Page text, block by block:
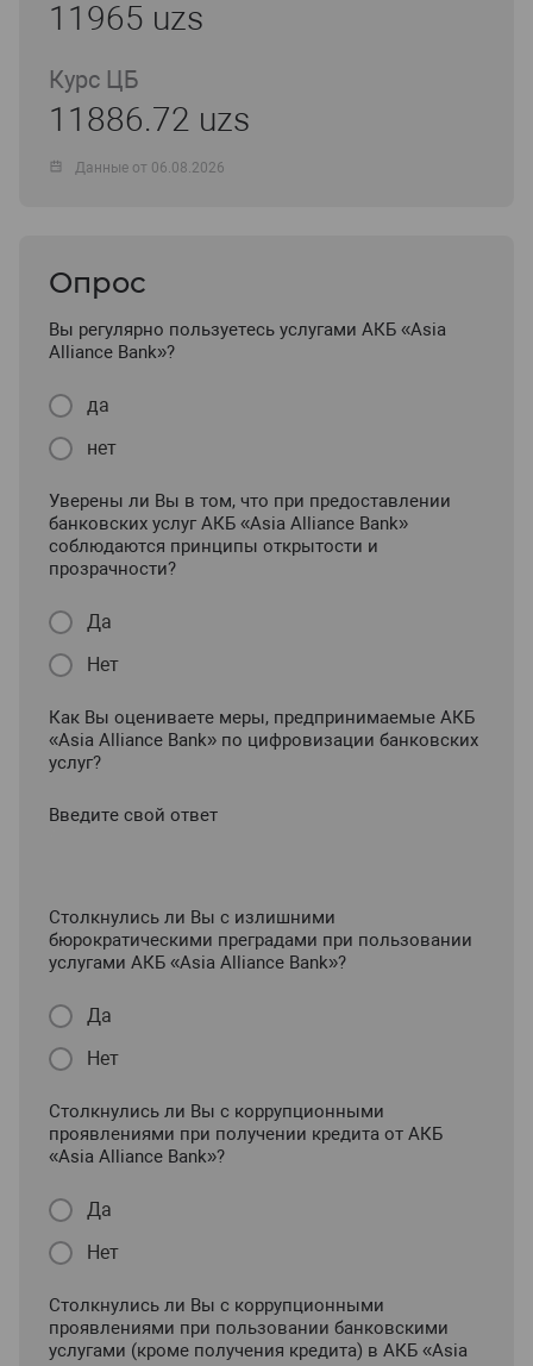
11965 uzs
Курс ЦБ
11886.72 uzs
Данные от 06.08.2026
Опрос
Вы регулярно пользуетесь услугами АКБ «Asia
Alliance Bank»?
да
нет
Уверены ли Вы в том, что при предоставлении
банковских услуг АКБ «Asia Alliance Bank»
соблюдаются принципы открытости и
прозрачности?
Да
Нет
Как Вы оцениваете меры, предпринимаемые АКБ
«Asia Alliance Bank» по цифровизации банковских
услуг?
Введите свой ответ
Столкнулись ли Вы с излишними
бюрократическими преградами при пользовании
услугами АКБ «Asia Alliance Bank»?
Да
Нет
Столкнулись ли Вы с коррупционными
проявлениями при получении кредита от АКБ
«Asia Alliance Bank»?
Да
Нет
Столкнулись ли Вы с коррупционными
проявлениями при пользовании банковскими
услугами (кроме получения кредита) в АКБ «Asia